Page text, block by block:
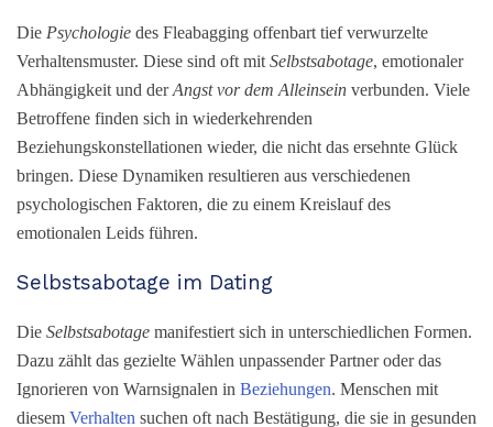
Die Psychologie des Fleabagging offenbart tief verwurzelte
Verhaltensmuster. Diese sind oft mit Selbstsabotage, emotionaler
Abhängigkeit und derAngst vor dem Alleinsein verbunden. Viele
Betroffene finden sich in wiederkehrenden
Beziehungskonstellationen wieder, die nicht das ersehnte Glück
bringen. Diese Dynamiken resultieren aus verschiedenen
psychologischen Faktoren, die zu einem Kreislauf des
emotionalen Leids führen.
Selbstsabotage im Dating
Die Selbstsabotage manifestiert sich in unterschiedlichen Formen.
Dazu zählt das gezielte Wählen unpassender Partner oder das
Ignorieren von Warnsignalen in Beziehungen. Menschen mit
diesem Verhalten suchen oft nach Bestätigung, die sie in gesunden